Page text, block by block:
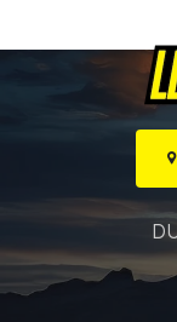
Ir